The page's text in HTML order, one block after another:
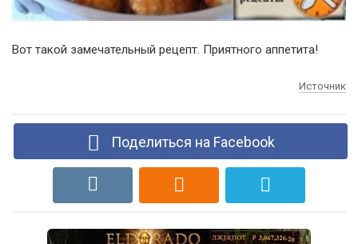
Вот такой замечательный рецепт. Приятного аппетита!
Источник
Поделиться на Facebook